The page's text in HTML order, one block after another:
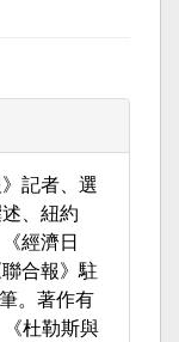
記者、選
、紐約
經濟日
合報》駐
。著作有
《杜勒斯與